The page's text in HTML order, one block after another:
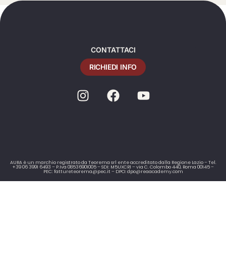
CONTATTACI
RICHIEDI INFO
AURA è un marchio registrato da Teorema srl ente accreditato dalla Regione Lazio – Tel.
+39 06 3991 6493 – P.Iva 08536901005 – SDI: M5UXCR1 – via C. Colombo 440, Roma 00145 –
PEC: fattureteorema@pec.it – DPO: dpo@reaacademy.com